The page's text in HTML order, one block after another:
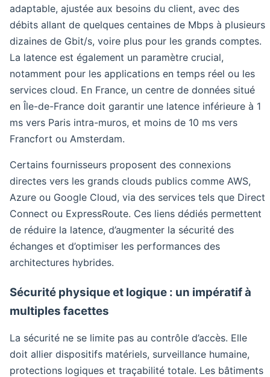
adaptable, ajustée aux besoins du client, avec des
débits allant de quelques centaines de Mbps à plusieurs
dizaines de Gbit/s, voire plus pour les grands comptes.
La latence est également un paramètre crucial,
notamment pour les applications en temps réel ou les
services cloud. En France, un centre de données situé
en Île-de-France doit garantir une latence inférieure à 1
ms vers Paris intra-muros, et moins de 10 ms vers
Francfort ou Amsterdam.
Certains fournisseurs proposent des connexions
directes vers les grands clouds publics comme AWS,
Azure ou Google Cloud, via des services tels que Direct
Connect ou ExpressRoute. Ces liens dédiés permettent
de réduire la latence, d’augmenter la sécurité des
échanges et d’optimiser les performances des
architectures hybrides.
Sécurité physique et logique : un impératif à
multiples facettes
La sécurité ne se limite pas au contrôle d’accès. Elle
doit allier dispositifs matériels, surveillance humaine,
protections logiques et traçabilité totale. Les bâtiments